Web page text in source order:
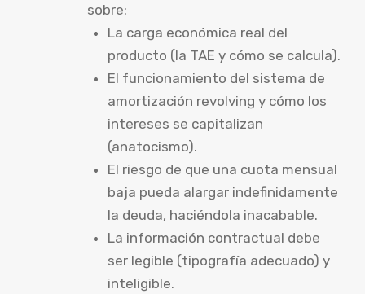
sobre:
La carga económica real del
producto (la TAE y cómo se calcula).
El funcionamiento del sistema de
amortización revolving y cómo los
intereses se capitalizan
(anatocismo).
El riesgo de que una cuota mensual
baja pueda alargar indefinidamente
la deuda, haciéndola inacabable.
La información contractual debe
ser legible (tipografía adecuado) y
inteligible.